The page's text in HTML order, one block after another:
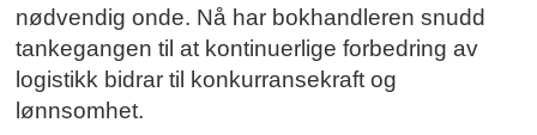
nødvendig onde. Nå har bokhandleren snudd
tankegangen til at kontinuerlige forbedring av
logistikk bidrar til konkurransekraft og
lønnsomhet.